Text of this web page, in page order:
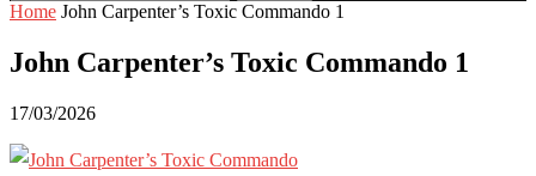
Home John Carpenter’s Toxic Commando 1
John Carpenter’s Toxic Commando 1
17/03/2026